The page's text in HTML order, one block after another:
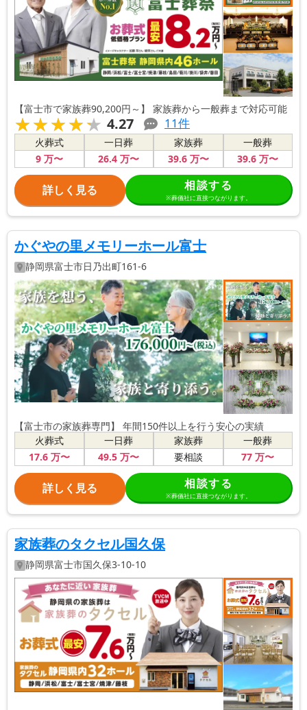
【富士市で家族葬90,200円～】 家族葬から一般葬まで対応可能
★★★★★
★★★★★ 4.27 11件
火葬式
9万〜
一日葬
26.4 万〜
家族葬
39.6万〜
一般葬
39.6 万〜
詳しく見る 相談する
※葬儀社に直接つながります。
かぐやの里メモリーホール富士
静岡県富士市日乃出町161-6
【富士市の家族葬専門】 年間150件以上を行う安心の実績
火葬式
17.6万〜
一日葬
49.5 万〜
家族葬
要相談
一般葬
77 万〜
詳しく見る 相談する
※葬儀社に直接つながります。
家族葬のタクセル国久保
静岡県富士市国久保3-10-10